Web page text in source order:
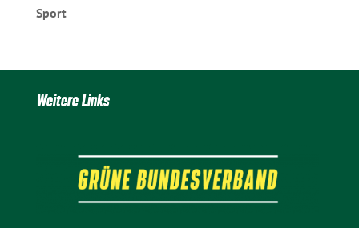
Sport
Weitere Links